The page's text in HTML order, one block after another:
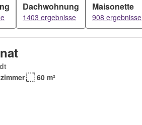
Dachwohnung
1403 ergebnisse
Maisonette
908 ergebnisse
60 m²